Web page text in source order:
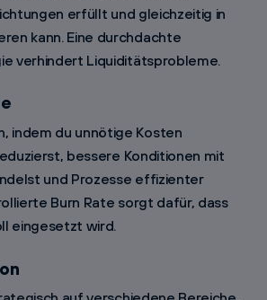
erfüllt und gleichzeitig in
kann. Eine durchdachte
verhindert Liquiditätsprobleme.
indem du unnötige Kosten
bessere Konditionen mit
und Prozesse effizienter
Burn Rate sorgt dafür, dass
eingesetzt wird.